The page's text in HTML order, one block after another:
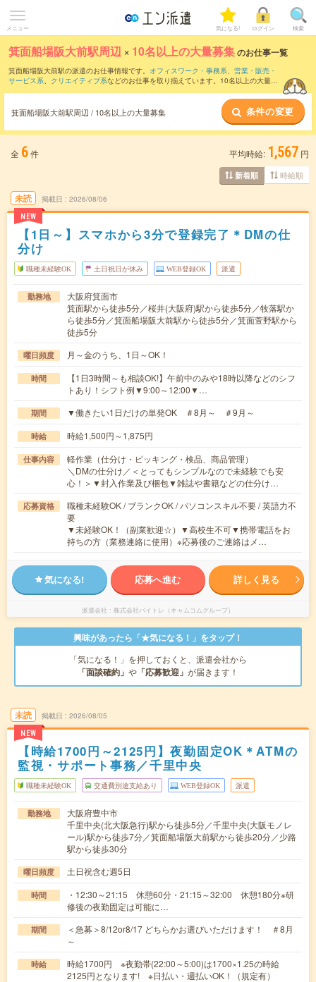
メニュー 気になる! ログイン 検索
箕面船場阪大前駅周辺 × 10名以上の大量募集のお仕事一覧
箕面船場阪大前駅の派遣のお仕事情報です。 オフィスワーク・事務系、 営業・販売・
サービス系、 クリエイティブ系などのお仕事を取り揃えています。10名以上の大量募
箕面船場阪大前駅周辺 / 10名以上の大量募集 条件の変更
全 6件 平均時給: 1,567 円
新着順 時給順
未読
NEW
掲載日 2026/08/06
【1日～】スマホから3分で登録完了＊DMの仕
分け
職種未経験OK 土日祝日が休み WEB登録OK 派遣
勤務地
大阪府箕面市
箕面駅から徒歩5分／桜井(大阪府)駅から徒歩5分／牧落駅か
ら徒歩5分／箕面船場阪大前駅から徒歩5分／箕面萱野駅から
徒歩5分
曜日頻度 月～金のうち、1日～OK！
時間
【1日3時間～も相談OK!】午前中のみや18時以降などのシフ
トあり！シフト例▼9:00～12:00▼…
期間 ▼働きたい1日だけの単発OK ＃8月～ ＃9月～
時給 時給1,500円～1,875円
仕事内容
軽作業（仕分け・ピッキング・検品、商品管理）
＼DMの仕分け／＜とってもシンプルなので未経験でも安
心！＞▼封入作業及び梱包▼雑誌や書籍などの仕分け…
応募資格
職種未経験OK / ブランクOK / パソコンスキル不要 / 英語力不
要
▼未経験OK！（副業歓迎☆）▼高校生不可▼携帯電話をお
持ちの方（業務連絡に使用）※応募後のご連絡はメ…
気になる! 応募へ進む 詳しく見る
派遣会社 株式会社バイトレ（キャムコムグループ）
興味があったら「★気になる！」をタップ！
「気になる！」を押しておくと、派遣会社から
「面談確約」 や 「応募歓迎」 が届きます！
未読
NEW
掲載日 2026/08/05
【時給1700円～2125円】夜勤固定OK＊ATMの
監視・サポート事務／千里中央
職種未経験OK 交通費別途支給あり WEB登録OK 派遣
勤務地
大阪府豊中市
千里中央(北大阪急行)駅から徒歩5分／千里中央(大阪モノレ
ール)駅から徒歩7分／箕面船場阪大前駅から徒歩20分／少路
駅から徒歩30分
曜日頻度 土日祝含む週5日
時間
・12:30～21:15 休憩60分・21:15～32:00 休憩180分※研
修後の夜勤固定は可能に…
期間
＜急募＞8/12or8/17 どちらかお選びいただけます！ ＃8月
～
時給
時給1700円 ※夜勤帯(22:00～5:00)は1700×1.25の時給
2125円となります! ※日払い・週払いOK！（規定有）